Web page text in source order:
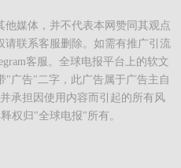
他媒体，并不代表本网赞同其观点
联系客服删除。如需有推广引流
客服。全球电报平台上的软文
"广告"二字，此广告属于广告主自
承担因使用内容而引起的所有风
权归"全球电报"所有。